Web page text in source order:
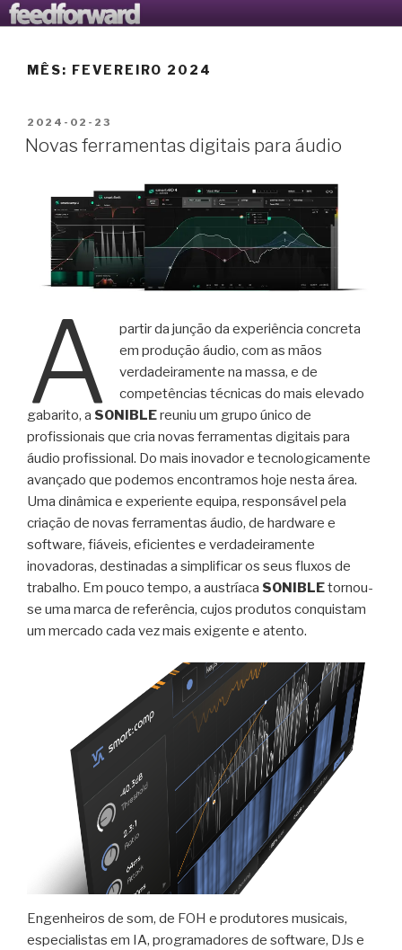
Saltar
para
conteúdo
AVANTOOLS LTD
O Blogue da Avantools Lda
MÊS: FEVEREIRO 2024
PUBLICADO
EM
2024-02-23
Novas ferramentas digitais para áudio
A
partir da junção da experiência concreta
em produção áudio, com as mãos
verdadeiramente na massa, e de
competências técnicas do mais elevado
gabarito, a SONIBLEreuniu um grupo único de
profissionais que cria novas ferramentas digitais para
áudio profissional. Do mais inovador e tecnologicamente
avançado que podemos encontramos hoje nesta área.
Uma dinâmica e experiente equipa, responsável pela
criação de novas ferramentas áudio, de hardware e
software, fiáveis, eficientes e verdadeiramente
inovadoras, destinadas a simplificar os seus fluxos de
trabalho. Em pouco tempo, a austríaca SONIBLEtornou-
se uma marca de referência, cujos produtos conquistam
um mercado cada vez mais exigente e atento.
Engenheiros de som, de FOH e produtores musicais,
especialistas em IA, programadores de software, DJs e